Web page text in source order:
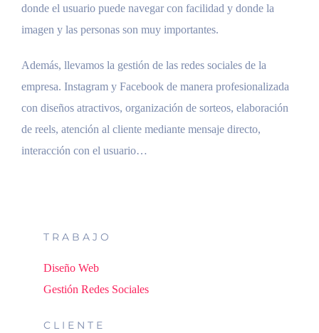
donde el usuario puede navegar con facilidad y donde la
imagen y las personas son muy importantes.
Además, llevamos la gestión de las redes sociales de la
empresa. Instagram y Facebook de manera profesionalizada
con diseños atractivos, organización de sorteos, elaboración
de reels, atención al cliente mediante mensaje directo,
interacción con el usuario…
TRABAJO
Diseño Web
Gestión Redes Sociales
CLIENTE